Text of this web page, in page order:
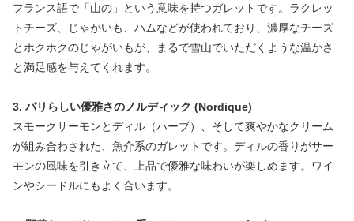
フランス語で「山の」という意味を持つガレットです。ラクレッ
トチーズ、じゃがいも、ハムなどが使われており、濃厚なチーズ
とホクホクのじゃがいもが、まるで雪山でいただくような温かさ
と満足感を与えてくれます。
3. パリらしい優雅さのノルディック (Nordique)
スモークサーモンとディル（ハーブ）、そして爽やかなクリーム
が組み合わされた、魚介系のガレットです。ディルの香りがサー
モンの風味を引き立て、上品で優雅な味わいが楽しめます。ワイ
ンやシードルにもよく合います。